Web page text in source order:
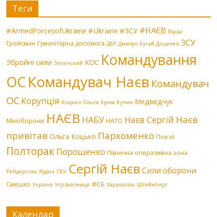
Теги
#ArmedForcesofUkraine #Ukraine #ЗСУ #НАЄВ Вірші
Гройсман Гуманітарна допомога ДБР Дмитро Бугай Доценко ЗСУ
Збройні сили Зеленский КОС Командування
ОС Командувач Наєв Командувач
ОС Корупція Коцько Ольга Крим Кучин Медведчук
Міноборони НАЄВ НАБУ НАТО Наєв Сергій Наєв
привітав Ольга Коцько Пархоменко Поезії
Полторак Порошенко Північна оперативна зона
Рейдерство Рудич СБУ Сергій Наєв Сили оборони
Смешко Україна Укрзалізниця ФСБ Харахаліль Штейнберг
Календар